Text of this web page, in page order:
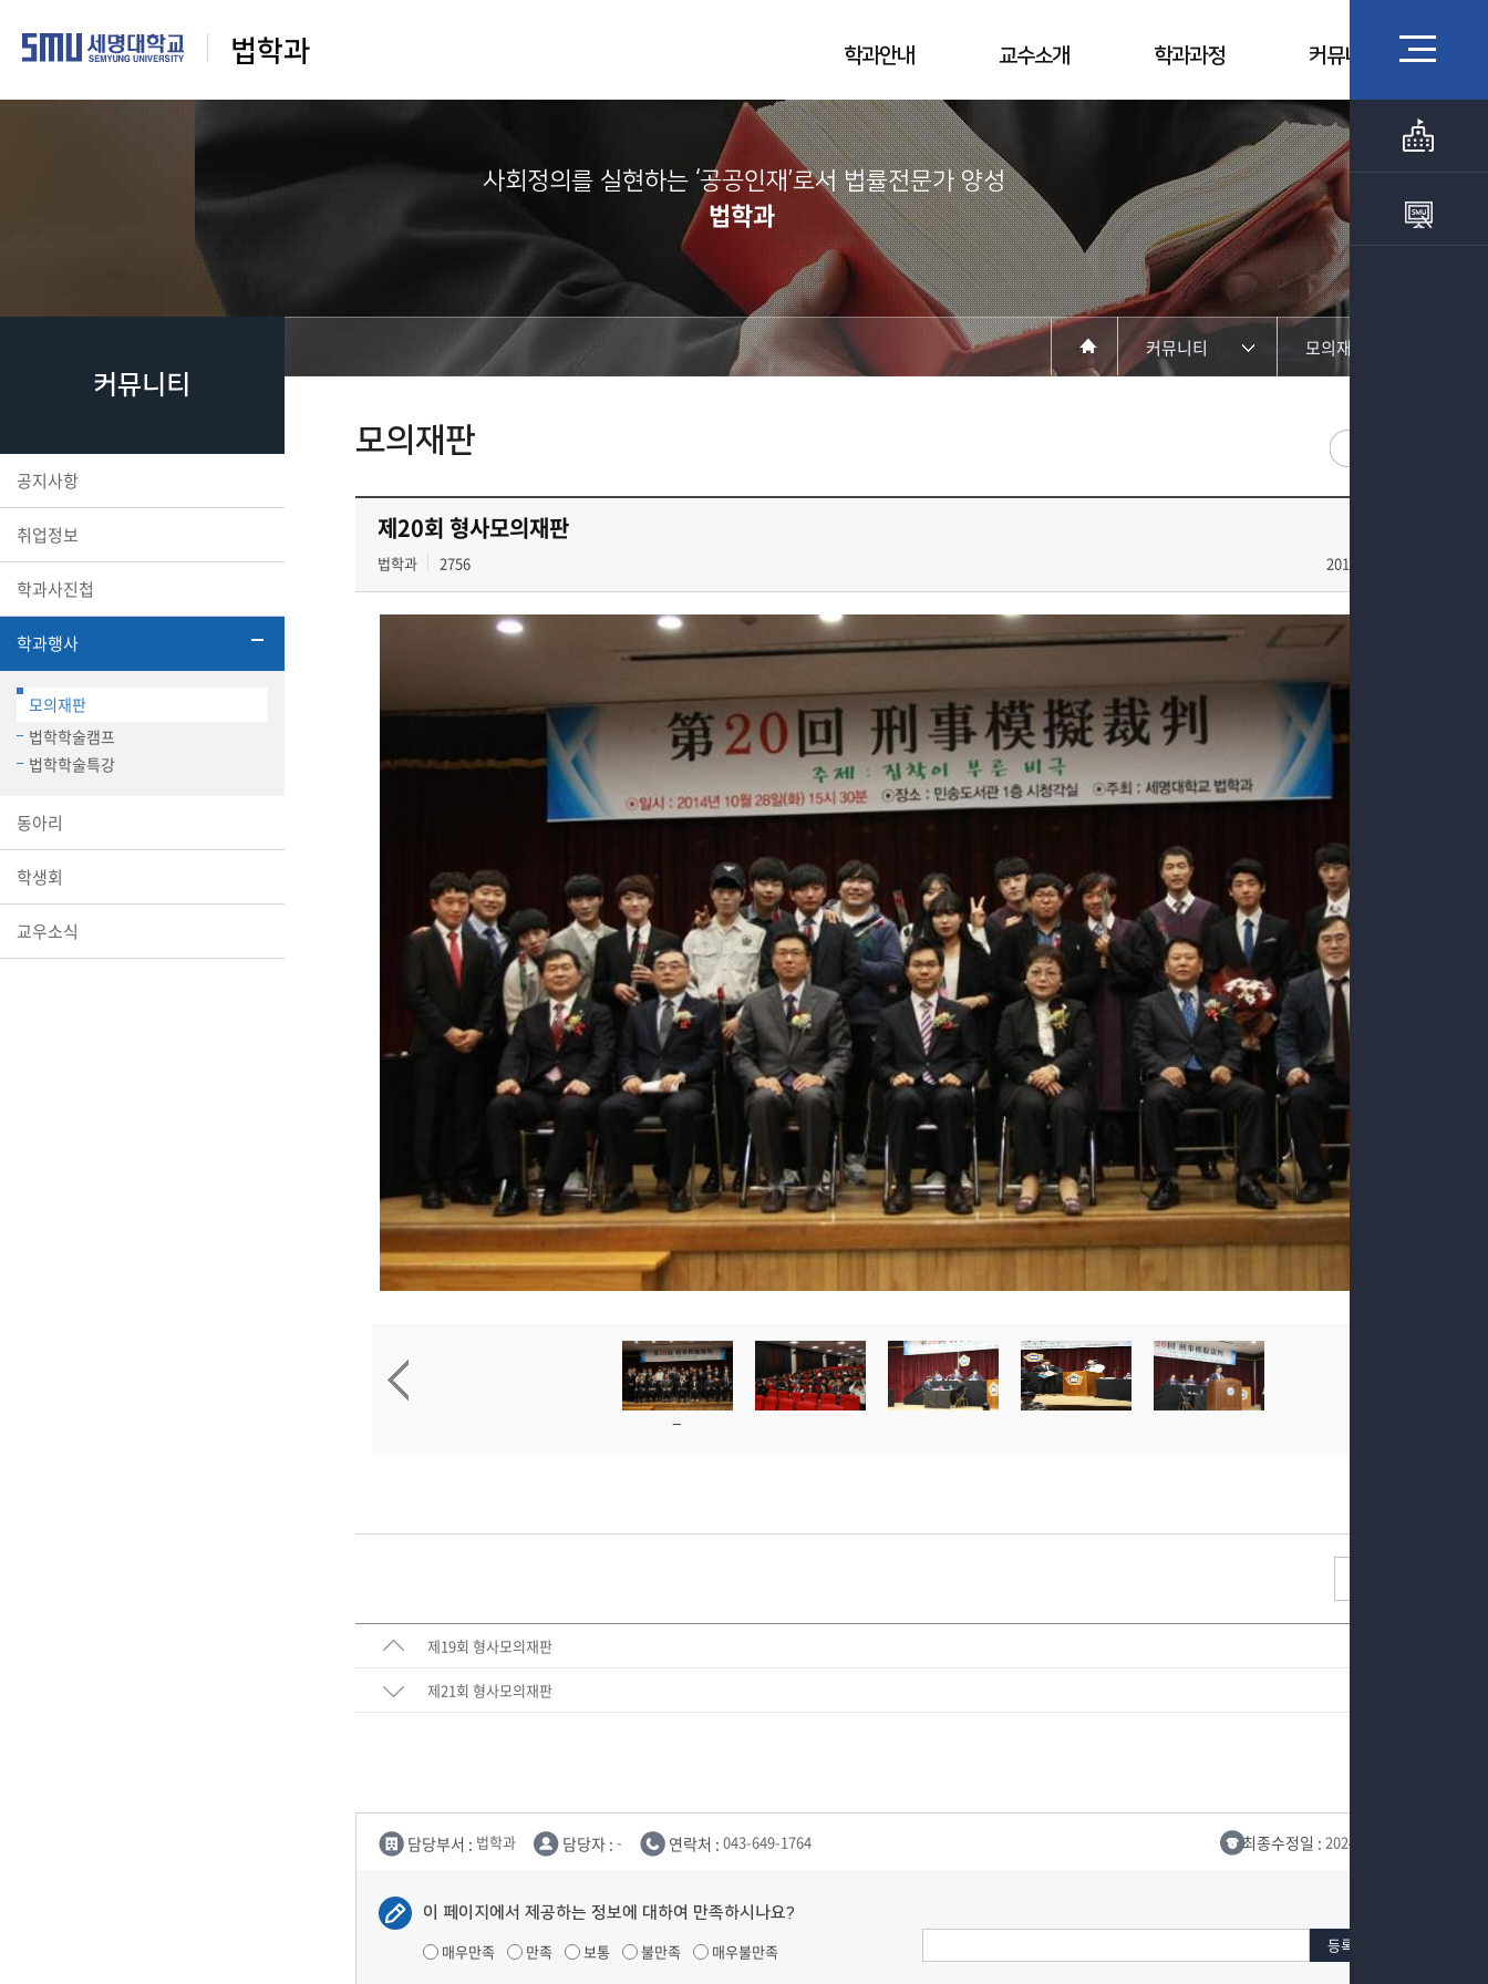
법학과 학과안내 교수소개 학과과정 커뮤니티
사회정의를 실현하는 ‘공공인재’로서 법률전문가 양성​
법학과
커뮤니티
공지사항
취업정보
학과사진첩
학과행사
모의재판
법학학술캠프
법학학술특강
동아리
학생회
교우소식
커뮤니티
학과과정
모의재판
법학학술캠프
법학학술특강
모의재판
제20회 형사모의재판
법학과 2756 2014-10-28
제19회 형사모의재판
제21회 형사모의재판
담당부서 : 법학과 담당자 : - 연락처 : 043-649-1764 최종수정일 : 2024-10-26
이 페이지에서 제공하는 정보에 대하여 만족하시나요?
매우만족 만족 보통 불만족 매우불만족